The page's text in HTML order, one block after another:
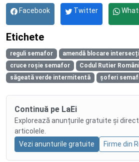
Facebook Twitter
Etichete
reguli semafor amendă blocare
cruce roșie semafor
Codul Rutier
săgeată verde intermitentă
șoferi
Continuă pe LaEi
Explorează anunțurile gratuite și
articolele.
Vezi anunturile gratuite
Firme din